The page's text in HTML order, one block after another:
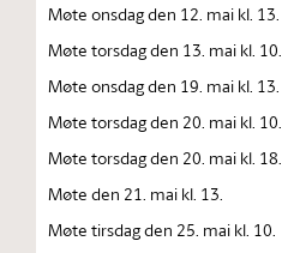
Møte onsdag den 12. mai kl. 13.
Møte torsdag den 13. mai kl. 10.
Møte onsdag den 19. mai kl. 13.
Møte torsdag den 20. mai kl. 10.
Møte torsdag den 20. mai kl. 18.
Møte den 21. mai kl. 13.
Møte tirsdag den 25. mai kl. 10.